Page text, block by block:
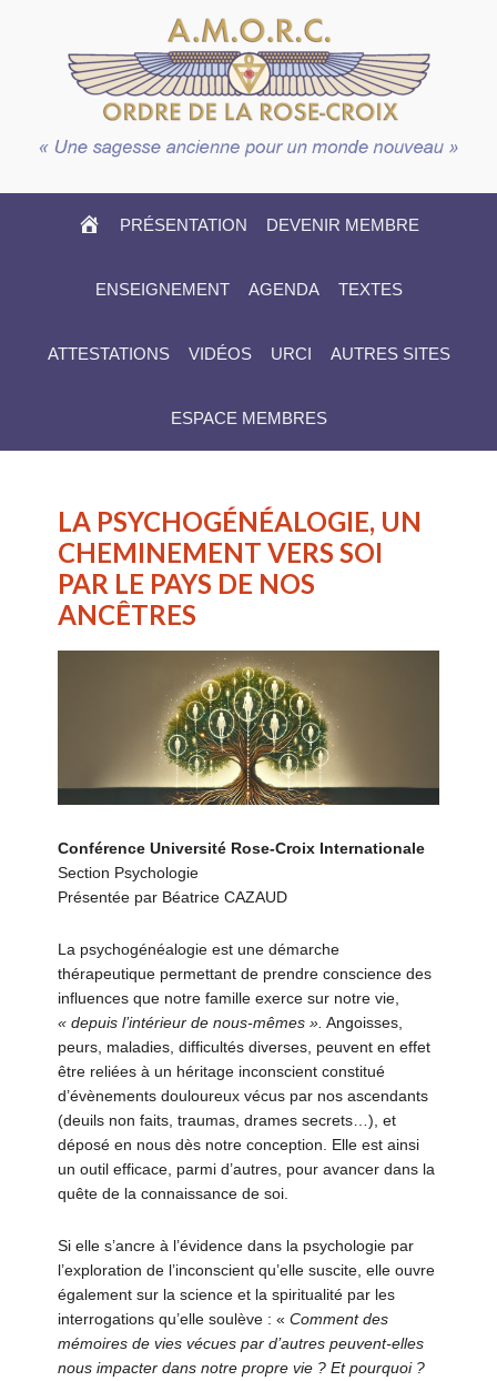
HOME
PRÉSENTATION DEVENIR MEMBRE
ENSEIGNEMENT AGENDA TEXTES
ATTESTATIONS VIDÉOS URCI AUTRES SITES
ESPACE MEMBRES
LA PSYCHOGÉNÉALOGIE, UN
CHEMINEMENT VERS SOI
PAR LE PAYS DE NOS
ANCÊTRES
ConférenceUniversité Rose-Croix Internationale
Section Psychologie
Présentée par Béatrice CAZAUD
La psychogénéalogie est une démarche
thérapeutique permettant de prendre conscience des
influences que notre famille exerce sur notre vie,
« depuis l’intérieur de nous-mêmes ». Angoisses,
peurs, maladies, difficultés diverses, peuvent en effet
être reliées à un héritage inconscient constitué
d’évènements douloureux vécus par nos ascendants
(deuils non faits, traumas, drames secrets…), et
déposé en nous dès notre conception. Elle est ainsi
un outil efficace, parmi d’autres, pour avancer dans la
quête de la connaissance de soi.
Si elle s’ancre à l’évidence dans la psychologie par
l’exploration de l’inconscient qu’elle suscite, elle ouvre
également sur la science et la spiritualité par les
interrogations qu’elle soulève : « Comment des
mémoires de vies vécues par d’autres peuvent-elles
nous impacter dans notre propre vie ? Et pourquoi ?